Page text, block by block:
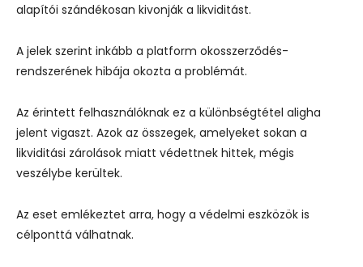
alapítói szándékosan kivonják a likviditást.
A jelek szerint inkább a platform okosszerződés-
rendszerének hibája okozta a problémát.
Az érintett felhasználóknak ez a különbségtétel aligha
jelent vigaszt. Azok az összegek, amelyeket sokan a
likviditási zárolások miatt védettnek hittek, mégis
veszélybe kerültek.
Az eset emlékeztet arra, hogy a védelmi eszközök is
célponttá válhatnak.